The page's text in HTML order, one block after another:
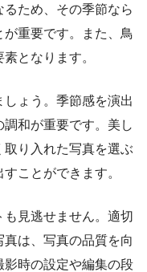
ため、その季節なら
重要です。また、鳥
となります。
ょう。季節感を演出
和が重要です。美し
り入れた写真を選ぶ
ことができます。
見逃せません。適切
は、写真の品質を向
影時の設定や編集の段